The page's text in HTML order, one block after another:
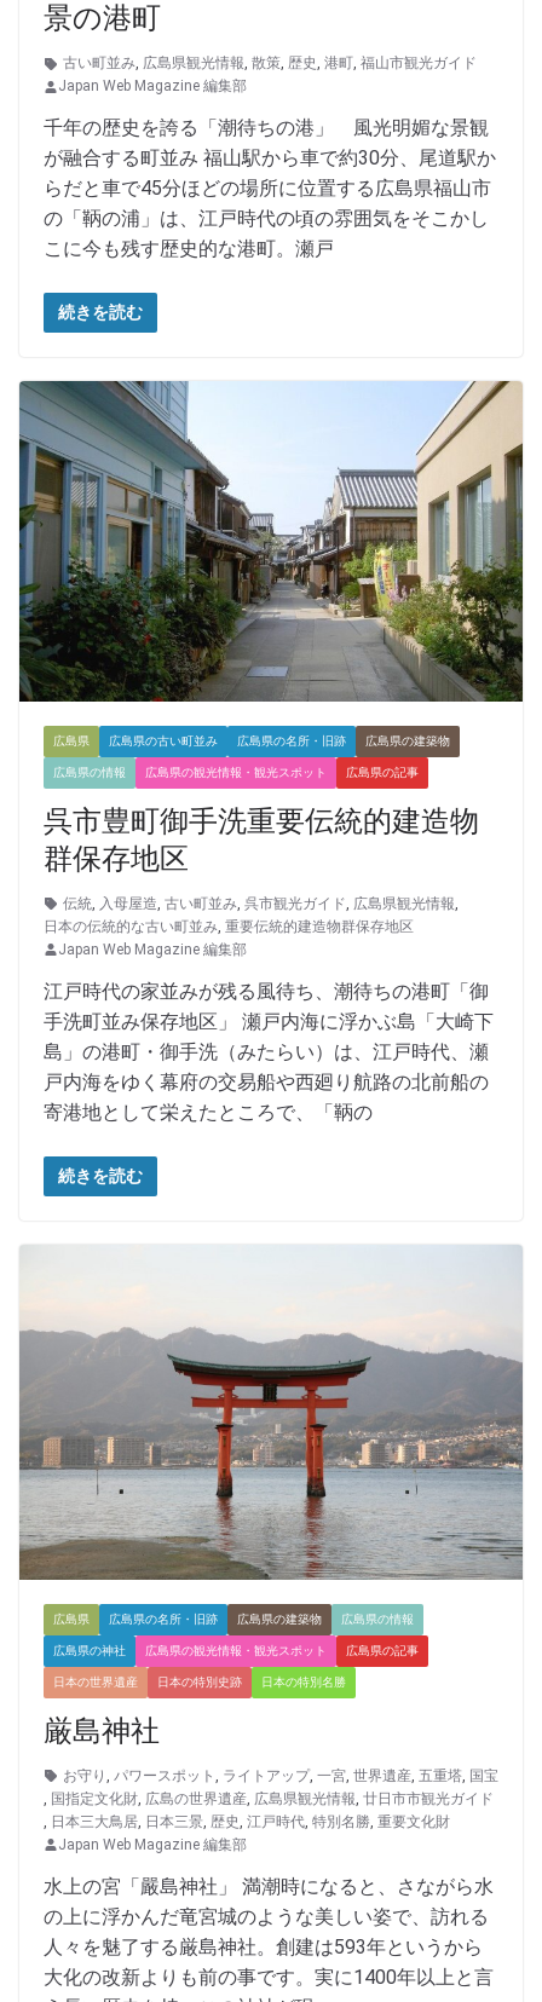
景の港町
古い町並み, 広島県観光情報, 散策, 歴史, 港町, 福山市観光ガイド
Japan Web Magazine 編集部
千年の歴史を誇る「潮待ちの港」 風光明媚な景観
が融合する町並み 福山駅から車で約30分、尾道駅か
らだと車で45分ほどの場所に位置する広島県福山市
の「鞆の浦」は、江戸時代の頃の雰囲気をそこかし
こに今も残す歴史的な港町。瀬戸
続きを読む
広島県 広島県の古い町並み 広島県の名所・旧跡 広島県の建築物
広島県の情報 広島県の観光情報・観光スポット 広島県の記事
呉市豊町御手洗重要伝統的建造物
群保存地区
伝統, 入母屋造, 古い町並み, 呉市観光ガイド, 広島県観光情報,
日本の伝統的な古い町並み, 重要伝統的建造物群保存地区
Japan Web Magazine 編集部
江戸時代の家並みが残る風待ち、潮待ちの港町「御
手洗町並み保存地区」 瀬戸内海に浮かぶ島「大崎下
島」の港町・御手洗（みたらい）は、江戸時代、瀬
戸内海をゆく幕府の交易船や西廻り航路の北前船の
寄港地として栄えたところで、「鞆の
続きを読む
広島県 広島県の名所・旧跡 広島県の建築物 広島県の情報
広島県の神社 広島県の観光情報・観光スポット 広島県の記事
日本の世界遺産 日本の特別史跡 日本の特別名勝
厳島神社
お守り パワースポット ライトアップ, 一宮 世界遺産 五重塔 国宝
国指定文化財 広島の世界遺産 広島県観光情報 廿日市市観光ガイド
日本三大鳥居 日本三景 歴史 江戸時代 特別名勝 重要文化財
Japan Web Magazine 編集部
水上の宮「嚴島神社」 満潮時になると、さながら水
の上に浮かんだ竜宮城のような美しい姿で、訪れる
人々を魅了する厳島神社。創建は593年というから
大化の改新よりも前の事です。実に1400年以上と言